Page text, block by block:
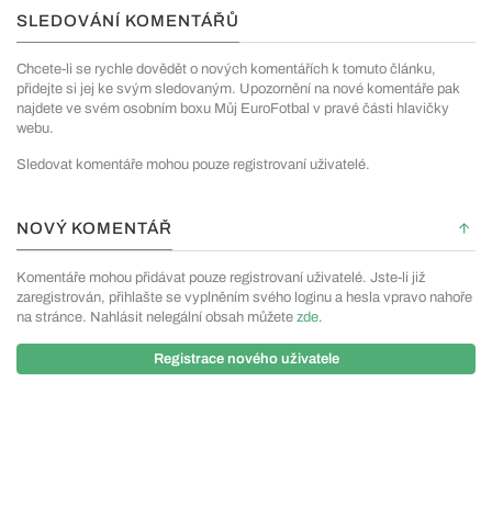
SLEDOVÁNÍ KOMENTÁŘŮ
Chcete-li se rychle dovědět o nových komentářích k tomuto článku,
přidejte si jej ke svým sledovaným. Upozornění na nové komentáře pak
najdete ve svém osobním boxu Můj EuroFotbal v pravé části hlavičky
webu.
Sledovat komentáře mohou pouze registrovaní uživatelé.
NOVÝ KOMENTÁŘ
Komentáře mohou přidávat pouze registrovaní uživatelé. Jste-li již
zaregistrován, přihlašte se vyplněním svého loginu a hesla vpravo nahoře
na stránce. Nahlásit nelegální obsah můžete zde.
Registrace nového uživatele